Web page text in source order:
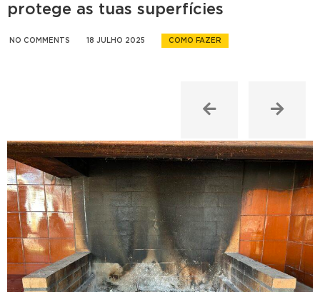
protege as tuas superfícies
NO COMMENTS 18 JULHO 2025 COMO FAZER